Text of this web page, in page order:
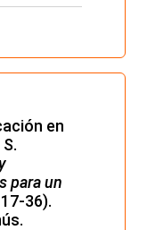
en
para un
36).